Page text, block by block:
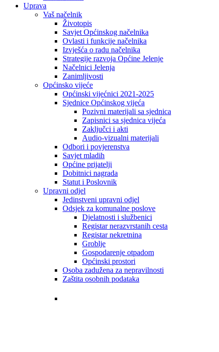
Uprava
Vaš načelnik
Životopis
Savjet Općinskog načelnika
Ovlasti i funkcije načelnika
Izvješća o radu načelnika
Strategije razvoja Općine Jelenje
Načelnici Jelenja
Zanimljivosti
Općinsko vijeće
Općinski vijećnici 2021-2025
Sjednice Općinskog vijeća
Pozivni materijali sa sjednica
Zapisnici sa sjednica vijeća
Zaključci i akti
Audio-vizualni materijali
Odbori i povjerenstva
Savjet mladih
Općine prijatelji
Dobitnici nagrada
Statut i Poslovnik
Upravni odjel
Jedinstveni upravni odjel
Odsjek za komunalne poslove
Djelatnosti i službenici
Registar nerazvrstanih cesta
Registar nekretnina
Groblje
Gospodarenje otpadom
Općinski prostori
Osoba zadužena za nepravilnosti
Zaštita osobnih podataka